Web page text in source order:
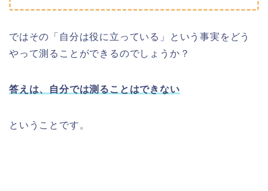
ではその「自分は役に立っている」という事実をどう
やって測ることができるのでしょうか？
答えは、自分では測ることはできない
ということです。